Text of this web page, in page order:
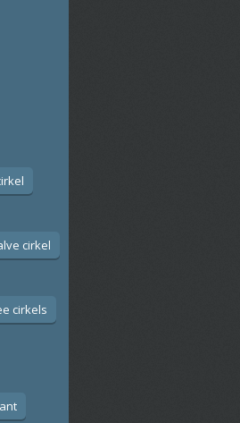
cirkel
cirkels